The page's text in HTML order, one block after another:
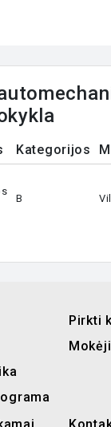
Kategorijos
B
Pirkti